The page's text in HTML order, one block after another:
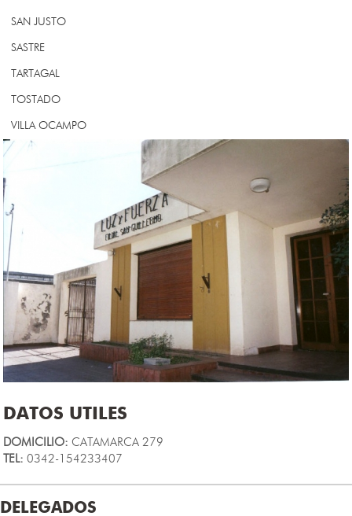
SAN JUSTO
SASTRE
TARTAGAL
TOSTADO
VILLA OCAMPO
DATOS UTILES
DOMICILIO: CATAMARCA 279
TEL: 0342-154233407
DELEGADOS